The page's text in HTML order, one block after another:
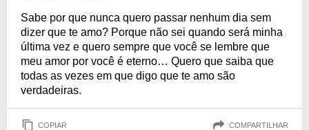
Sabe por que nunca quero passar nenhum dia sem
dizer que te amo? Porque não sei quando será minha
última vez e quero sempre que você se lembre que
meu amor por você é eterno… Quero que saiba que
todas as vezes em que digo que te amo são
verdadeiras.
COPIAR COMPARTILHAR